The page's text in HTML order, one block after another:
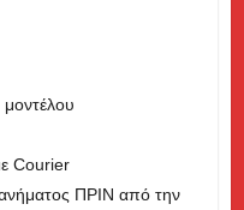
μοντέλου
Courier
ΠΡΙΝ από την